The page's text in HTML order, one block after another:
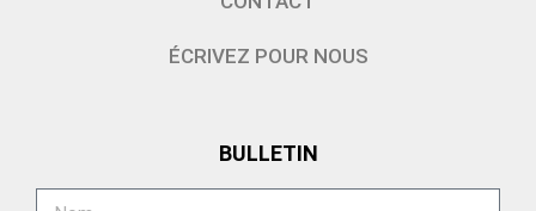
ÉCRIVEZ POUR NOUS
BULLETIN